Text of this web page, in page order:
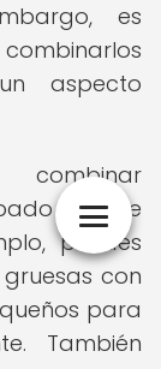
es
aspecto
grande
puedes
con
para
También